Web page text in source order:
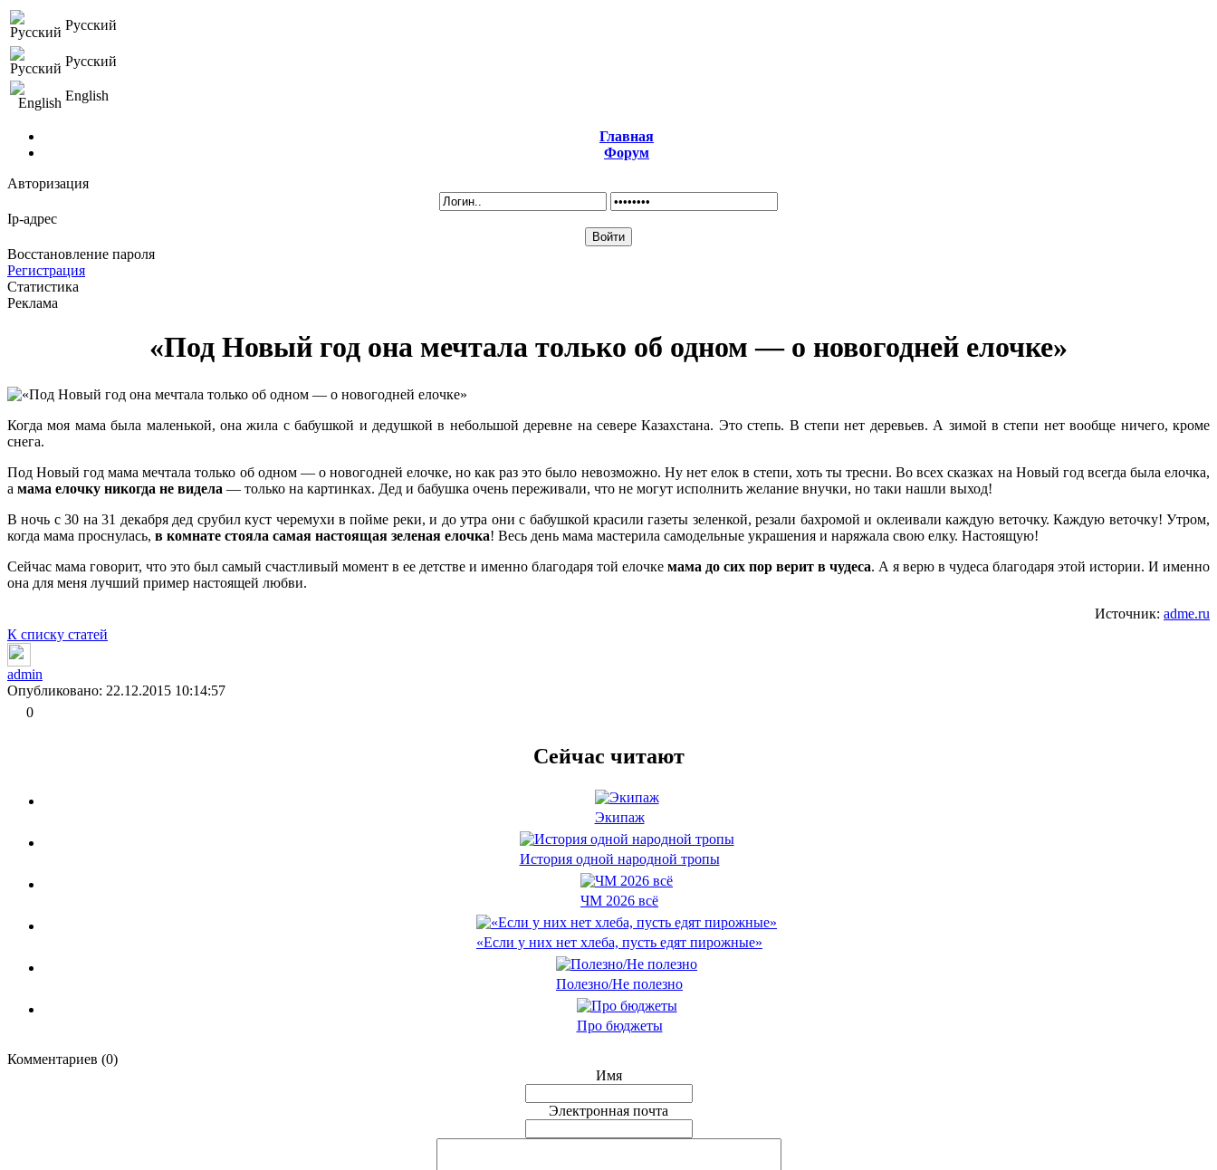
Русский
Русский
English
Главная
Форум
Авторизация
Ip-адрес
Восстановление пароля
Регистрация
Статистика
Реклама
«Под Новый год она мечтала только об одном — о новогодней елочке»
Когда моя мама была маленькой, она жила с бабушкой и дедушкой в небольшой деревне на севере Казахстана. Это степь. В степи нет деревьев. А зимой в степи нет вообще ничего, кроме
снега.
Под Новый год мама мечтала только об одном — о новогодней елочке, но как раз это было невозможно. Ну нет елок в степи, хоть ты тресни. Во всех сказках на Новый год всегда была елочка,
а мама елочку никогда не видела — только на картинках. Дед и бабушка очень переживали, что не могут исполнить желание внучки, но таки нашли выход!
В ночь с 30 на 31 декабря дед срубил куст черемухи в пойме реки, и до утра они с бабушкой красили газеты зеленкой, резали бахромой и оклеивали каждую веточку. Каждую веточку! Утром,
когда мама проснулась, в комнате стояла самая настоящая зеленая елочка! Весь день мама мастерила самодельные украшения и наряжала свою елку. Настоящую!
Сейчас мама говорит, что это был самый счастливый момент в ее детстве и именно благодаря той елочке мама до сих пор верит в чудеса. А я верю в чудеса благодаря этой истории. И именно
она для меня лучший пример настоящей любви.
Источник: adme.ru
К списку статей
admin
Опубликовано: 22.12.2015 10:14:57
0
Сейчас читают
Экипаж
История одной народной тропы
ЧМ 2026 всё
«Если у них нет хлеба, пусть едят пирожные»
Полезно/Не полезно
Про бюджеты
Комментариев (0)
Имя
Электронная почта